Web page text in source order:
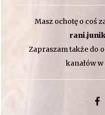
Masz ochotę o coś
Zapraszam także do
kanałów